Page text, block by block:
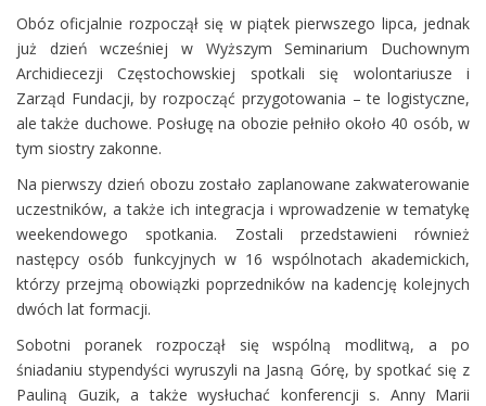
Obóz oficjalnie rozpoczął się w piątek pierwszego lipca, jednak
już dzień wcześniej w Wyższym Seminarium Duchownym
Archidiecezji Częstochowskiej spotkali się wolontariusze i
Zarząd Fundacji, by rozpocząć przygotowania – te logistyczne,
ale także duchowe. Posługę na obozie pełniło około 40 osób, w
tym siostry zakonne.
Na pierwszy dzień obozu zostało zaplanowane zakwaterowanie
uczestników, a także ich integracja i wprowadzenie w tematykę
weekendowego spotkania. Zostali przedstawieni również
następcy osób funkcyjnych w 16 wspólnotach akademickich,
którzy przejmą obowiązki poprzedników na kadencję kolejnych
dwóch lat formacji.
Sobotni poranek rozpoczął się wspólną modlitwą, a po
śniadaniu stypendyści wyruszyli na Jasną Górę, by spotkać się z
Pauliną Guzik, a także wysłuchać konferencji s. Anny Marii